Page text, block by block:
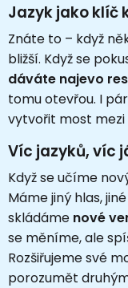
Jazyk jako klíč
Znáte to – když
bližší. Když se
dáváte najevo
tomu otevřou. I
vytvořit most mezi
Víc jazyků, víc
Když se učíme
Máme jiný hlas,
skládáme nové
se měníme, ale
Rozšiřujeme své
porozumět